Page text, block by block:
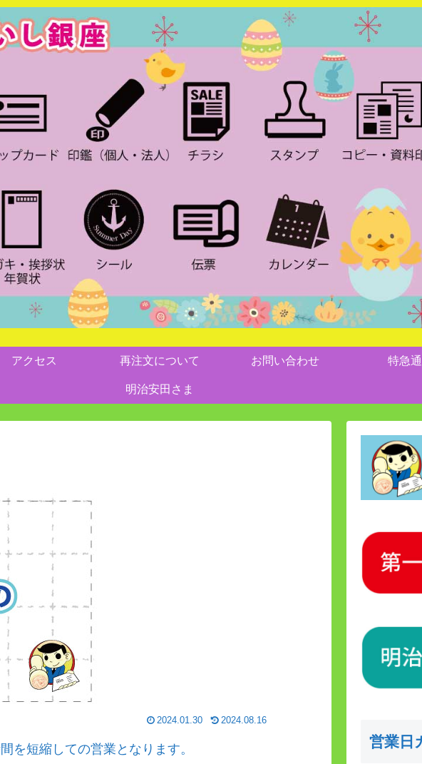
アクセス 再注文について お問い合わせ 特急
明治安田さま
2024.01.30 2024.08.16
を短縮しての営業となります。 営業日